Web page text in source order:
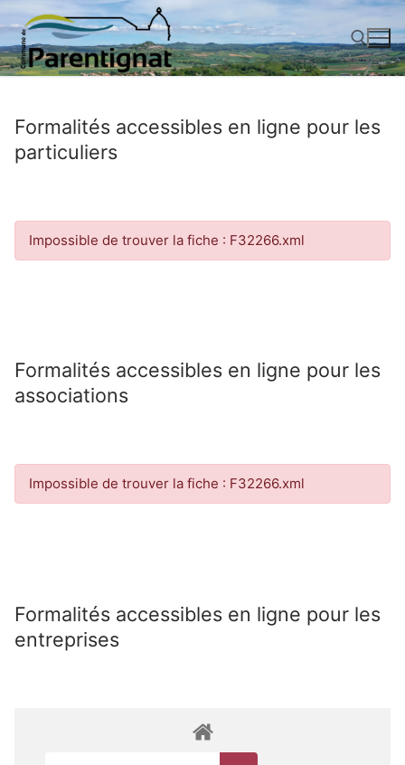
Aller
contenu
Formalités accessibles en ligne pour les
particuliers
Impossible de trouver la fiche : F32266.xml
Formalités accessibles en ligne pour les
associations
Impossible de trouver la fiche : F32266.xml
Formalités accessibles en ligne pour les
entreprises